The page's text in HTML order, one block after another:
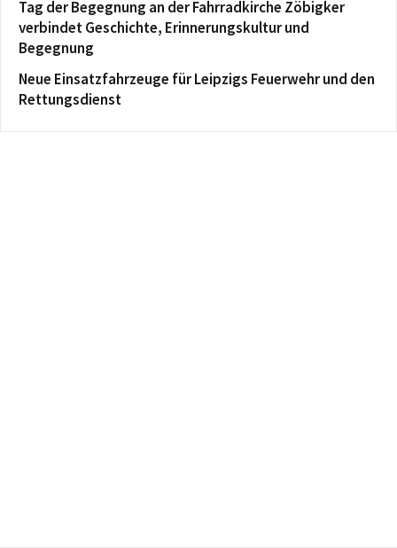
Tag der Begegnung an der Fahrradkirche Zöbigker
verbindet Geschichte, Erinnerungskultur und
Begegnung
Neue Einsatzfahrzeuge für Leipzigs Feuerwehr und den
Rettungsdienst